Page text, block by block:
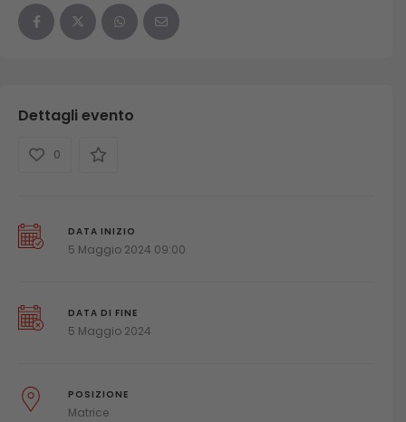
Dettagli evento
0
DATA INIZIO
5 Maggio 2024 09:00
DATA DI FINE
5 Maggio 2024
POSIZIONE
Matrice